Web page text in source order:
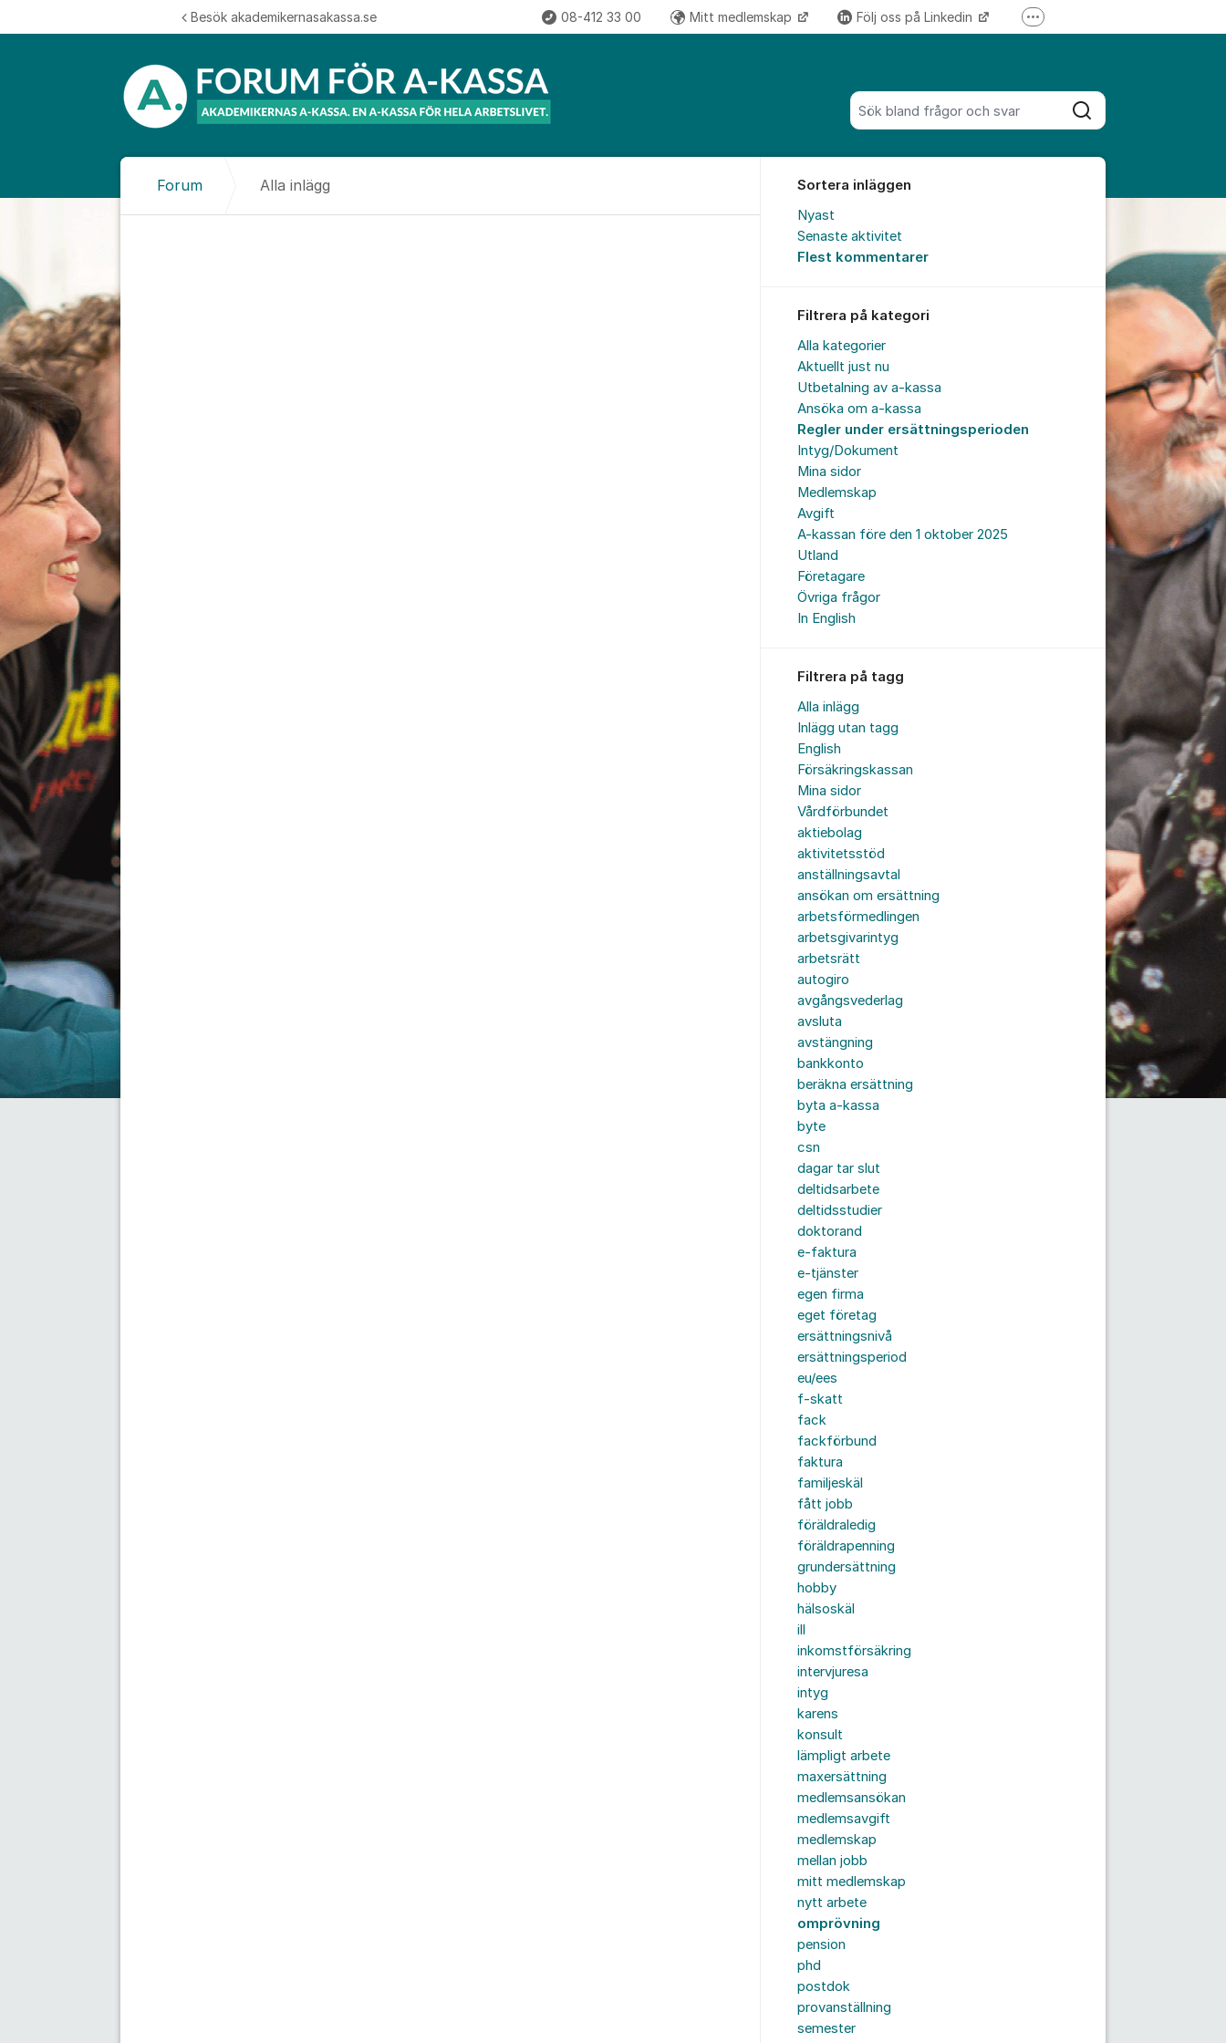
Sök bland alla inlägg
Sök
Besök akademikernasakassa.se 08-412 33 00 Mitt medlemskap Följ oss på Linkedin Fler supportlänkar
Forum Alla inlägg
Sortera inläggen
Nyast
Senaste aktivitet
Flest kommentarer
Filtrera på kategori
Alla kategorier
Aktuellt just nu
Utbetalning av a-kassa
Ansöka om a-kassa
Regler under ersättningsperioden
Intyg/Dokument
Mina sidor
Medlemskap
Avgift
A-kassan före den 1 oktober 2025
Utland
Företagare
Övriga frågor
In English
Filtrera på tagg
Alla inlägg
Inlägg utan tagg
English
Försäkringskassan
Mina sidor
Vårdförbundet
aktiebolag
aktivitetsstöd
anställningsavtal
ansökan om ersättning
arbetsförmedlingen
arbetsgivarintyg
arbetsrätt
autogiro
avgångsvederlag
avsluta
avstängning
bankkonto
beräkna ersättning
byta a-kassa
byte
csn
dagar tar slut
deltidsarbete
deltidsstudier
doktorand
e-faktura
e-tjänster
egen firma
eget företag
ersättningsnivå
ersättningsperiod
eu/ees
f-skatt
fack
fackförbund
faktura
familjeskäl
fått jobb
föräldraledig
föräldrapenning
grundersättning
hobby
hälsoskäl
ill
inkomstförsäkring
intervjuresa
intyg
karens
konsult
lämpligt arbete
maxersättning
medlemsansökan
medlemsavgift
medlemskap
mellan jobb
mitt medlemskap
nytt arbete
omprövning
pension
phd
postdok
provanställning
semester